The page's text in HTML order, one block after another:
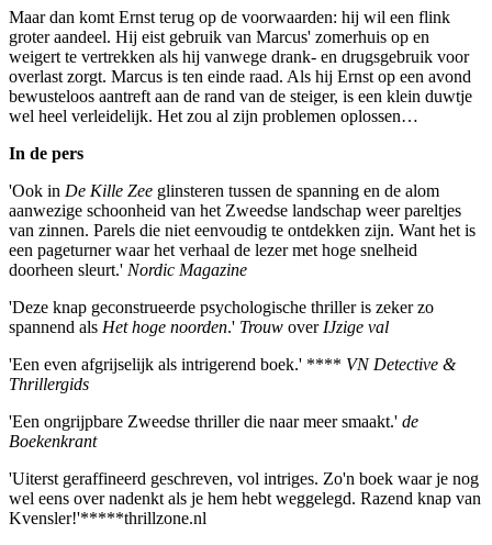
Maar dan komt Ernst terug op de voorwaarden: hij wil een flink
groter aandeel. Hij eist gebruik van Marcus' zomerhuis op en
weigert te vertrekken als hij vanwege drank- en drugsgebruik voor
overlast zorgt. Marcus is ten einde raad. Als hij Ernst op een avond
bewusteloos aantreft aan de rand van de steiger, is een klein duwtje
wel heel verleidelijk. Het zou al zijn problemen oplossen…
In de pers
'Ook in De Kille Zee glinsteren tussen de spanning en de alom
aanwezige schoonheid van het Zweedse landschap weer pareltjes
van zinnen. Parels die niet eenvoudig te ontdekken zijn. Want het is
een pageturner waar het verhaal de lezer met hoge snelheid
doorheen sleurt.' Nordic Magazine
'Deze knap geconstrueerde psychologische thriller is zeker zo
spannend als Het hoge noorden.' Trouw over IJzige val
'Een even afgrijselijk als intrigerend boek.' **** VN Detective &
Thrillergids
'Een ongrijpbare Zweedse thriller die naar meer smaakt.' de
Boekenkrant
'Uiterst geraffineerd geschreven, vol intriges. Zo'n boek waar je nog
wel eens over nadenkt als je hem hebt weggelegd. Razend knap van
Kvensler!'*****thrillzone.nl